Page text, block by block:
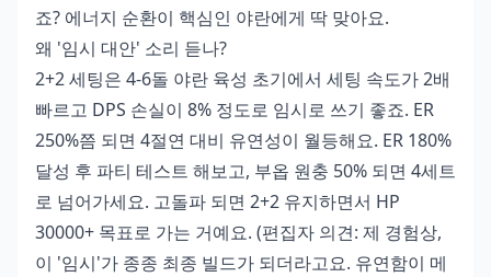
죠? 에너지 순환이 핵심인 야란에게 딱 맞아요.
왜 '임시 대안' 소리 듣나?
2+2 세팅은 4-6돌 야란 육성 초기에서 세팅 속도가 2배
빠르고 DPS 손실이 8% 정도로 임시로 쓰기 좋죠. ER
250%쯤 되면 4절연 대비 유연성이 월등해요. ER 180%
달성 후 파티 테스트 해보고, 부옵 원충 50% 되면 4세트
로 넘어가세요. 고돌파 되면 2+2 유지하면서 HP
30000+ 목표로 가는 거예요. (편집자 의견: 제 경험상,
이 '임시'가 종종 최종 빌드가 되더라고요. 유연함이 메